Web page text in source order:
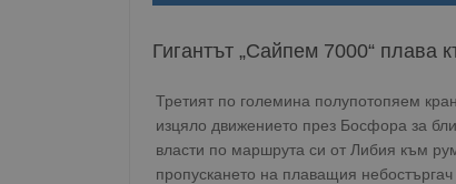
Гигантът „Сайпем 7000“ плава
Третият по големина полупотопяем
изцяло движението през Босфора за
власти по маршрута си от Либия към
пропускането на плаващия